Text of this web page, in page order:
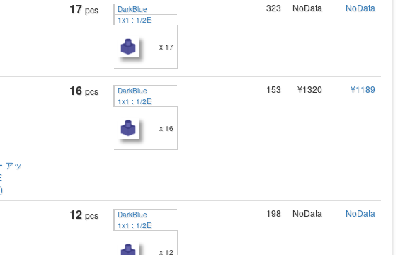
17 pcs
DarkBlue
1x1 : 1/2E
x 17
323 NoData NoData
アッ
16 pcs
DarkBlue
1x1 : 1/2E
x 16
153 ¥1320 ¥1189
12 pcs
DarkBlue
1x1 : 1/2E
x 12
198 NoData NoData